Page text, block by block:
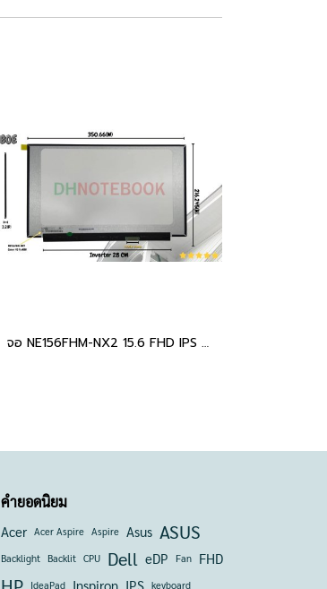
จอ NE156FHM-NX2 15.6 FHD IPS 144Hz 40pin อะไหล่ OEM คุณภาพสูง สำหรับโน๊ตบุ๊คเกมมิ่ง DH SKU LED15630-1(copy)
คำยอดนิยม
Acer Acer Aspire Aspire Asus ASUS
Backlight Backlit CPU Dell eDP Fan FHD
IdeaPad Inspiron IPS keyboard